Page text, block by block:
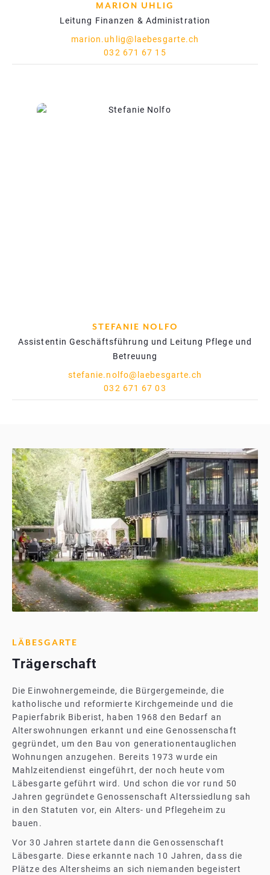
MARION UHLIG
Leitung Finanzen & Administration
marion.uhlig@laebesgarte.ch
032 671 67 15
STEFANIE NOLFO
Assistentin Geschäftsführung und Leitung Pflege und
Betreuung
stefanie.nolfo@laebesgarte.ch
032 671 67 03
LÄBESGARTE
Trägerschaft
Die Einwohnergemeinde, die Bürgergemeinde, die
katholische und reformierte Kirchgemeinde und die
Papierfabrik Biberist, haben 1968 den Bedarf an
Alterswohnungen erkannt und eine Genossenschaft
gegründet, um den Bau von generationentauglichen
Wohnungen anzugehen. Bereits 1973 wurde ein
Mahlzeitendienst eingeführt, der noch heute vom
Läbesgarte geführt wird. Und schon die vor rund 50
Jahren gegründete Genossenschaft Alterssiedlung sah
in den Statuten vor, ein Alters- und Pflegeheim zu
bauen.
Vor 30 Jahren startete dann die Genossenschaft
Läbesgarte. Diese erkannte nach 10 Jahren, dass die
Plätze des Altersheims an sich niemanden begeistert